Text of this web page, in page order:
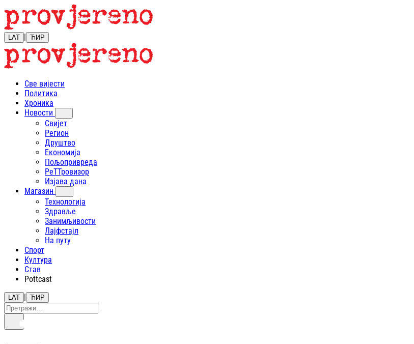
LAT | ЋИР
Све вијести
Политика
Хроника
Новости
Свијет
Регион
Друштво
Економија
Пољопривреда
РеТТровизор
Изјава дана
Магазин
Технологија
Здравље
Занимљивости
Лајфстajл
На путу
Спорт
Култура
Став
Pottcast
LAT | ЋИР